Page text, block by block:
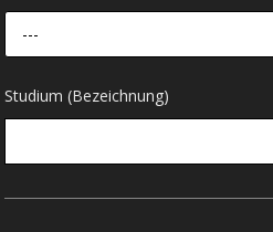
---
Studium (Bezeichnung)